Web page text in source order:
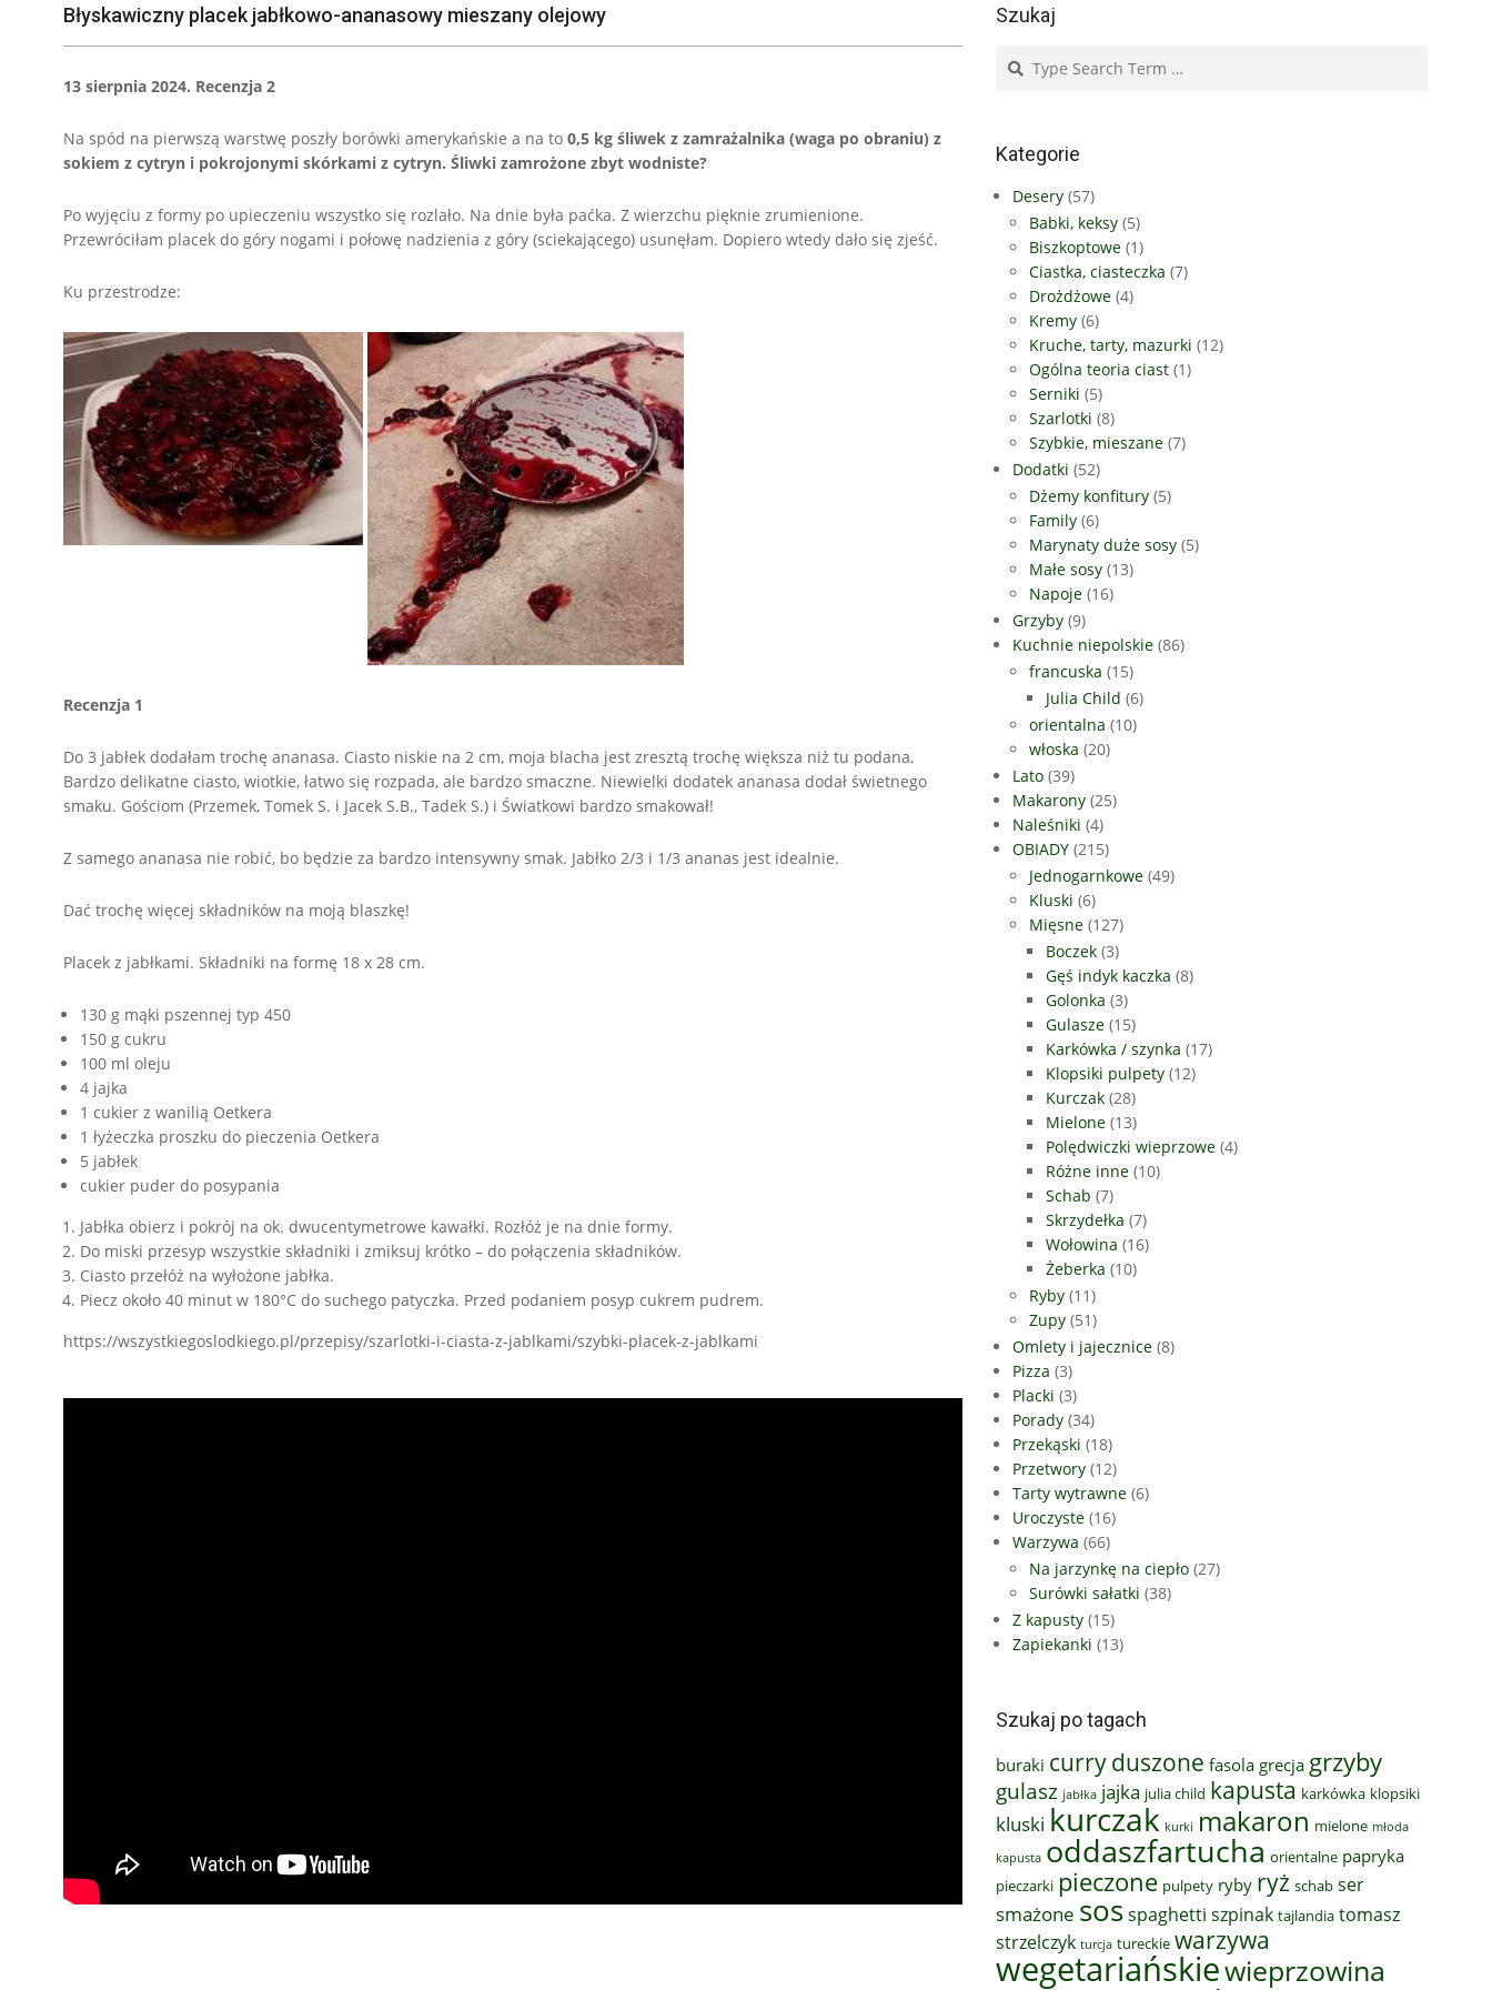
Błyskawiczny placek jabłkowo-ananasowy mieszany olejowy
13 sierpnia 2024. Recenzja 2
Na spód na pierwszą warstwę poszły borówki amerykańskie a na to 0,5 kg śliwek z zamrażalnika (waga po obraniu) z
sokiem z cytryn i pokrojonymi skórkami z cytryn. Śliwki zamrożone zbyt wodniste?
Po wyjęciu z formy po upieczeniu wszystko się rozlało. Na dnie była paćka. Z wierzchu pięknie zrumienione.
Przewróciłam placek do góry nogami i połowę nadzienia z góry (sciekającego) usunęłam. Dopiero wtedy dało się zjeść.
Ku przestrodze:
Recenzja 1
Do 3 jabłek dodałam trochę ananasa. Ciasto niskie na 2 cm, moja blacha jest zresztą trochę większa niż tu podana.
Bardzo delikatne ciasto, wiotkie, łatwo się rozpada, ale bardzo smaczne. Niewielki dodatek ananasa dodał świetnego
smaku. Gościom (Przemek, Tomek S. i Jacek S.B., Tadek S.) i Światkowi bardzo smakował!
Z samego ananasa nie robić, bo będzie za bardzo intensywny smak. Jabłko 2/3 i 1/3 ananas jest idealnie.
Dać trochę więcej składników na moją blaszkę!
Placek z jabłkami. Składniki na formę 18 x 28 cm.
130 g mąki pszennej typ 450
150 g cukru
100 ml oleju
4 jajka
1 cukier z wanilią Oetkera
1 łyżeczka proszku do pieczenia Oetkera
5 jabłek
cukier puder do posypania
Jabłka obierz i pokrój na ok. dwucentymetrowe kawałki. Rozłóż je na dnie formy.
Do miski przesyp wszystkie składniki i zmiksuj krótko – do połączenia składników.
Ciasto przełóż na wyłożone jabłka.
Piecz około 40 minut w 180°C do suchego patyczka. Przed podaniem posyp cukrem pudrem.
https://wszystkiegoslodkiego.pl/przepisy/szarlotki-i-ciasta-z-jablkami/szybki-placek-z-jablkami
Szukaj
Search
Kategorie
Desery (57)
Babki, keksy (5)
Biszkoptowe (1)
Ciastka, ciasteczka (7)
Drożdżowe (4)
Kremy (6)
Kruche, tarty, mazurki (12)
Ogólna teoria ciast (1)
Serniki (5)
Szarlotki (8)
Szybkie, mieszane (7)
Dodatki (52)
Dżemy konfitury (5)
Family (6)
Marynaty duże sosy (5)
Małe sosy (13)
Napoje (16)
Grzyby (9)
Kuchnie niepolskie (86)
francuska (15)
Julia Child (6)
orientalna (10)
włoska (20)
Lato (39)
Makarony (25)
Naleśniki (4)
OBIADY (215)
Jednogarnkowe (49)
Kluski (6)
Mięsne (127)
Boczek (3)
Gęś indyk kaczka (8)
Golonka (3)
Gulasze (15)
Karkówka / szynka (17)
Klopsiki pulpety (12)
Kurczak (28)
Mielone (13)
Polędwiczki wieprzowe (4)
Różne inne (10)
Schab (7)
Skrzydełka (7)
Wołowina (16)
Żeberka (10)
Ryby (11)
Zupy (51)
Omlety i jajecznice (8)
Pizza (3)
Placki (3)
Porady (34)
Przekąski (18)
Przetwory (12)
Tarty wytrawne (6)
Uroczyste (16)
Warzywa (66)
Na jarzynkę na ciepło (27)
Surówki sałatki (38)
Z kapusty (15)
Zapiekanki (13)
Szukaj po tagach
buraki curryduszone fasola grecja grzyby
gulasz jabłka jajka julia child kapusta karkówka klopsiki
kluski kurczak kurki makaron mielone młoda
kapusta oddaszfartucha orientalne papryka
pieczarki pieczone pulpety ryby ryż schab ser
smażone sosspaghetti szpinak tajlandia tomasz
strzelczyk turcja tureckie warzywa
wegetariańskiewieprzowina